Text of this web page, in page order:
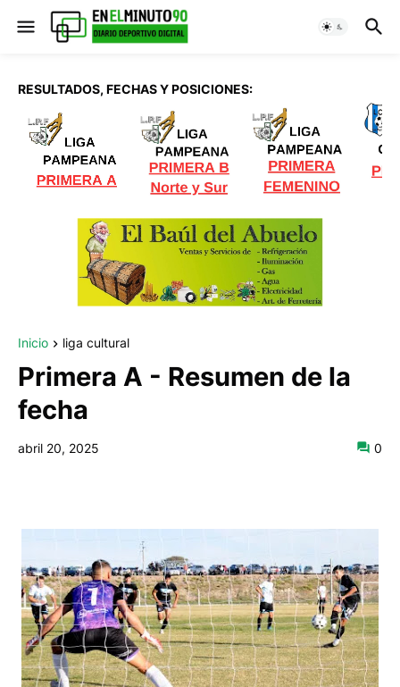
RESULTADOS, FECHAS Y POSICIONES:
Inicio liga cultural
Primera A - Resumen de la
fecha
abril 20, 2025 0